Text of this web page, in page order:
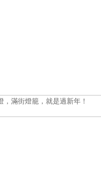
滿街燈籠，就是過新年！